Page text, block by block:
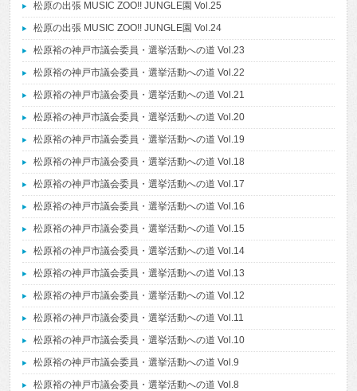
松原の出張 MUSIC ZOO!! JUNGLE園 Vol.25
松原の出張 MUSIC ZOO!! JUNGLE園 Vol.24
松原裕の神戸市議会委員・選挙活動への道 Vol.23
松原裕の神戸市議会委員・選挙活動への道 Vol.22
松原裕の神戸市議会委員・選挙活動への道 Vol.21
松原裕の神戸市議会委員・選挙活動への道 Vol.20
松原裕の神戸市議会委員・選挙活動への道 Vol.19
松原裕の神戸市議会委員・選挙活動への道 Vol.18
松原裕の神戸市議会委員・選挙活動への道 Vol.17
松原裕の神戸市議会委員・選挙活動への道 Vol.16
松原裕の神戸市議会委員・選挙活動への道 Vol.15
松原裕の神戸市議会委員・選挙活動への道 Vol.14
松原裕の神戸市議会委員・選挙活動への道 Vol.13
松原裕の神戸市議会委員・選挙活動への道 Vol.12
松原裕の神戸市議会委員・選挙活動への道 Vol.11
松原裕の神戸市議会委員・選挙活動への道 Vol.10
松原裕の神戸市議会委員・選挙活動への道 Vol.9
松原裕の神戸市議会委員・選挙活動への道 Vol.8